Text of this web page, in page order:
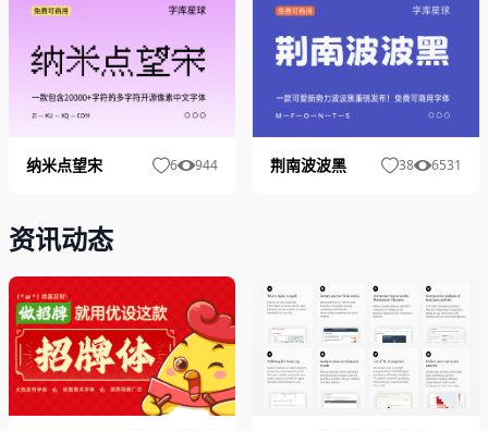
纳米点望宋 6 944 荆南波波黑 38 6531
资讯动态